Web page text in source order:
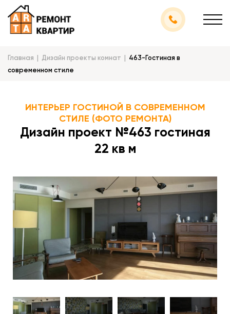
Главная Дизайн проекты комнат
463-Гостиная в
современном стиле
ИНТЕРЬЕР ГОСТИНОЙ В СОВРЕМЕННОМ
СТИЛЕ (ФОТО РЕМОНТА)
Дизайн проект №463 гостиная
22 кв м